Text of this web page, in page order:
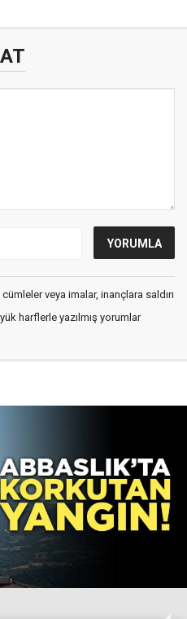
veya imalar, inançlara saldırı
harflerle yazılmış yorumlar